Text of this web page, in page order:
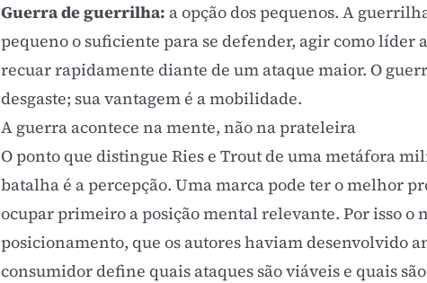
Guerra de guerrilha: a opção dos pequenos. A
pequeno o suficiente para se defender, agir como líder
recuar rapidamente diante de um ataque maior. O
desgaste; sua vantagem é a mobilidade.
A guerra acontece na mente, não na prateleira
O ponto que distingue Ries e Trout de uma metáfora
batalha é a percepção. Uma marca pode ter o melhor
ocupar primeiro a posição mental relevante. Por isso o
posicionamento, que os autores haviam desenvolvido
consumidor define quais ataques são viáveis e quais